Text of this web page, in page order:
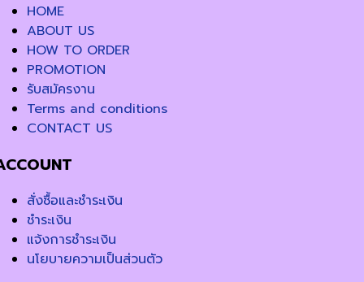
HOME
ABOUT US
HOW TO ORDER
PROMOTION
รับสมัครงาน
Terms and conditions
CONTACT US
สั่งซื้อและชำระเงิน
ชำระเงิน
แจ้งการชำระเงิน
นโยบายความเป็นส่วนตัว